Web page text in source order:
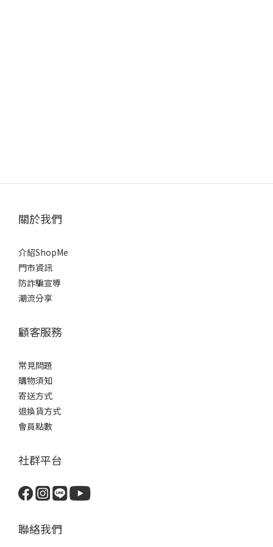
關於我們
介紹ShopMe
門市資訊
防詐騙宣導
潮流分享
顧客服務
常見問題
購物須知
寄送方式
退換貨方式
會員點數
社群平台
聯絡我們